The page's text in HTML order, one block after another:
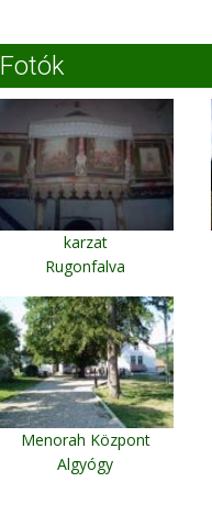
Fotók
karzat
Rugonfalva
Menorah Központ
Algyógy